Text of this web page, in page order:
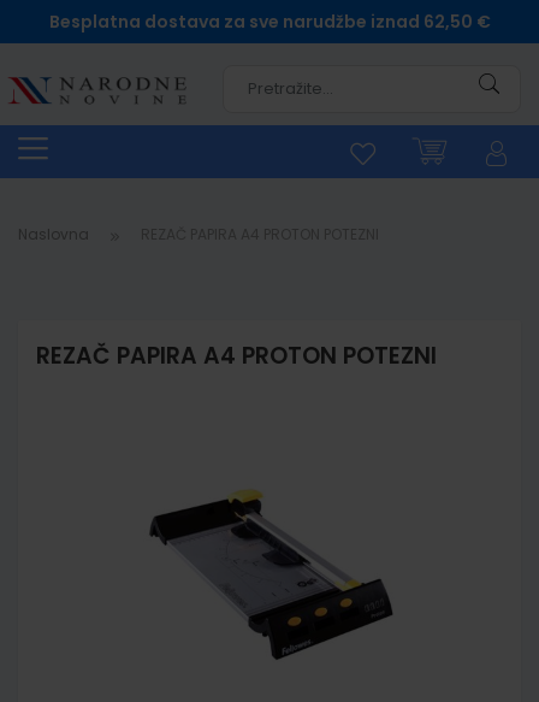
Besplatna dostava za sve narudžbe iznad 62,50 €
Naslovna
REZAČ PAPIRA A4 PROTON POTEZNI